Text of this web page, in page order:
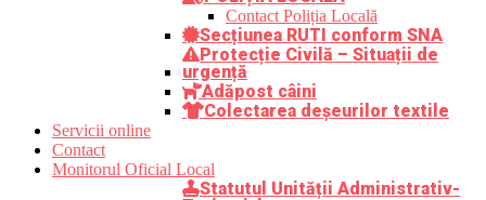
Contact Poliția Locală
Secțiunea RUTI conform SNA
Protecție Civilă – Situații de
urgență
Adăpost câini
Colectarea deșeurilor textile
Servicii online
Contact
Monitorul Oficial Local
Statutul Unității Administrativ-